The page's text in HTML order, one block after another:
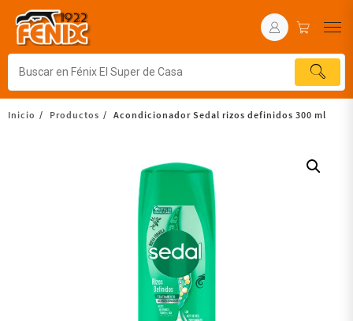
Inicio Productos Acondicionador Sedal rizos definidos 300 ml